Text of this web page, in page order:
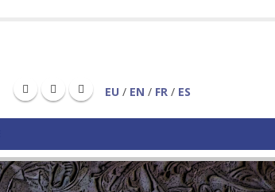
EU / EN / FR / ES